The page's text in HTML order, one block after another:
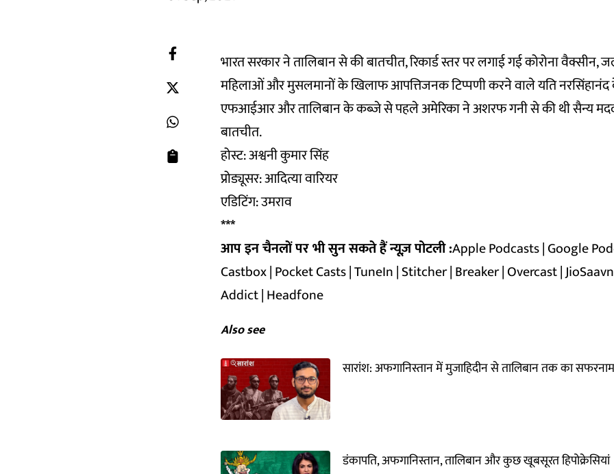
भारत सरकार ने तालिबान से की बातचीत, रिकार्ड स्तर पर लगाई गई कोरोना वैक्सीन,
महिलाओं और मुसलमानों के खिलाफ आपत्तिजनक टिप्पणी करने वाले यति
एफआईआर और तालिबान के कब्जे से पहले अमेरिका ने अशरफ गनी से की थी सैन्य
बातचीत.
होस्ट: अश्वनी कुमार सिंह
प्रोड्यूसर: आदित्या वारियर
एडिटिंग: उमराव
***
आप इन चैनलों पर भी सुन सकते हैं न्यूज़ पोटली :Apple Podcasts|Google
Castbox|Pocket Casts|TuneIn|Stitcher|Breaker|Overcast|
Addict|Headfone
Also see
सारांश: अफगानिस्तान में मुजाहिदीन से तालिबान तक का
डंकापति, अफगानिस्तान, तालिबान और कुछ खूबसूरत हिपोक्रेसियां